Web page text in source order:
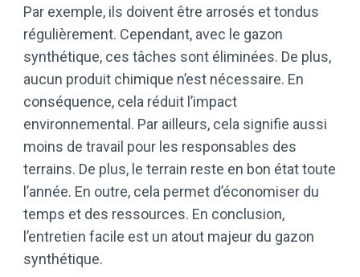
Par exemple, ils doivent être arrosés et tondus
régulièrement. Cependant, avec le gazon
synthétique, ces tâches sont éliminées. De plus,
aucun produit chimique n’est nécessaire. En
conséquence, cela réduit l’impact
environnemental. Par ailleurs, cela signifie aussi
moins de travail pour les responsables des
terrains. De plus, le terrain reste en bon état toute
l’année. En outre, cela permet d’économiser du
temps et des ressources. En conclusion,
l’entretien facile est un atout majeur du gazon
synthétique.